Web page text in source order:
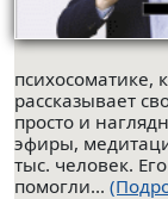
психосоматике,
рассказывает
просто и
эфиры,
тыс. человек.
помогли...